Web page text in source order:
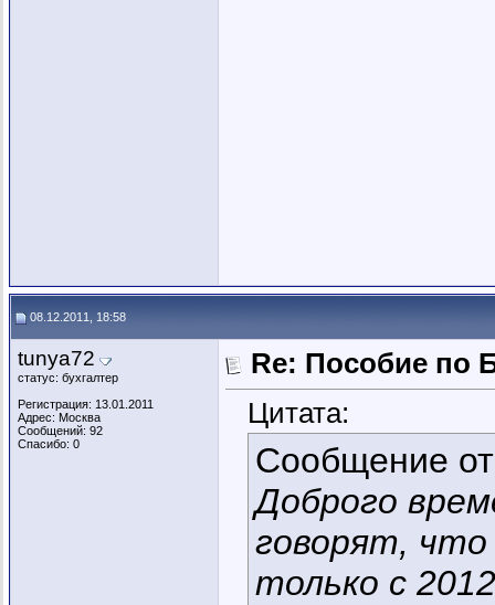
08.12.2011, 18:58
tunya72
статус: бухгалтер
Регистрация: 13.01.2011
Адрес: Москва
Сообщений: 92
Спасибо: 0
Re: Пособие по
Цитата:
Сообщение
Доброго
говорят, что
только с